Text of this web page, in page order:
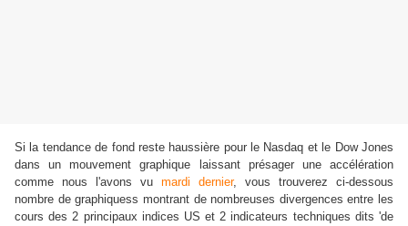
Si la tendance de fond reste haussière pour le Nasdaq et le Dow Jones
dans un mouvement graphique laissant présager une accélération
comme nous l'avons vu mardi dernier, vous trouverez ci-dessous
nombre de graphiquess montrant de nombreuses divergences entre les
cours des 2 principaux indices US et 2 indicateurs techniques dits 'de